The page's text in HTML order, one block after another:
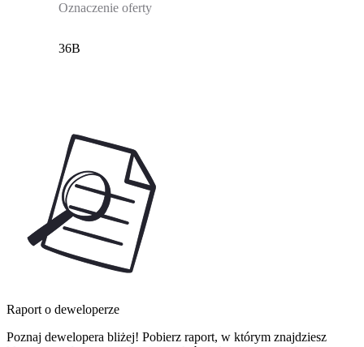
Oznaczenie oferty
36B
Raport o deweloperze
Poznaj dewelopera bliżej! Pobierz raport, w którym znajdziesz